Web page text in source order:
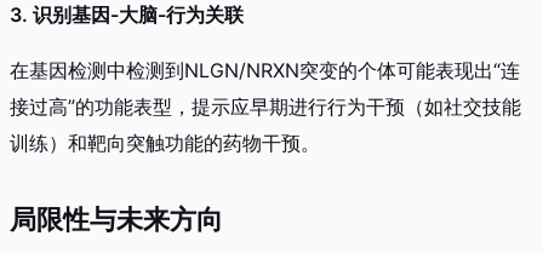
3. 识别基因-大脑-行为关联
在基因检测中检测到NLGN/NRXN突变的个体可能表现出“连
接过高”的功能表型，提示应早期进行行为干预（如社交技能
训练）和靶向突触功能的药物干预。
局限性与未来方向